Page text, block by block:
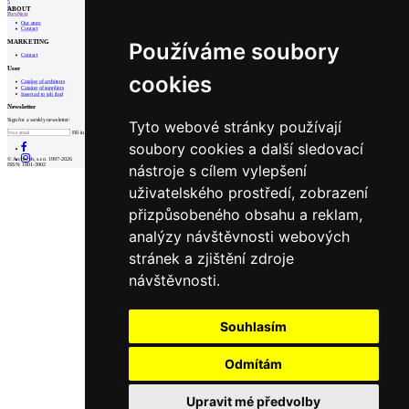
Používáme soubory
cookies
Tyto webové stránky používají
soubory cookies a další sledovací
nástroje s cílem vylepšení
uživatelského prostředí, zobrazení
přizpůsobeného obsahu a reklam,
analýzy návštěvnosti webových
stránek a zjištění zdroje
návštěvnosti.
Souhlasím
Odmítám
Upravit mé předvolby
5
6
PrevNext
ABOUT
Our store
Contact
MARKETING
Contact
User
Catalog of architects
Catalog of suppliers
Insert ad to job find
Newsletter
Sign for a weekly newsletter:
Fill in „nospam“
© Archiweb, s.r.o. 1997-2026
ISSN: 1801-3902